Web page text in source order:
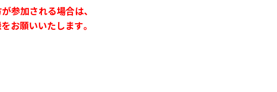
参加される場合は、
お願いいたします。